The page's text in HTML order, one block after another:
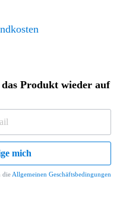
Produkt wieder auf
mich
die Allgemeinen Geschäftsbedingungen